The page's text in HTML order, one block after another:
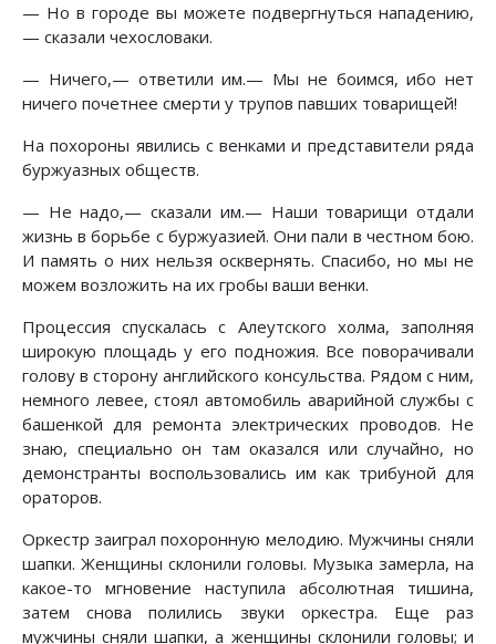
— Но в городе вы можете подвергнуться нападению,
— сказали чехословаки.
— Ничего,— ответили им.— Мы не боимся, ибо нет
ничего почетнее смерти у трупов павших товарищей!
На похороны явились с венками и представители ряда
буржуазных обществ.
— Не надо,— сказали им.— Наши товарищи отдали
жизнь в борьбе с буржуазией. Они пали в честном бою.
И память о них нельзя осквернять. Спасибо, но мы не
можем возложить на их гробы ваши венки.
Процессия спускалась с Алеутского холма, заполняя
широкую площадь у его подножия. Все поворачивали
голову в сторону английского консульства. Рядом с ним,
немного левее, стоял автомобиль аварийной службы с
башенкой для ремонта электрических проводов. Не
знаю, специально он там оказался или случайно, но
демонстранты воспользовались им как трибуной для
ораторов.
Оркестр заиграл похоронную мелодию. Мужчины сняли
шапки. Женщины склонили головы. Музыка замерла, на
какое-то мгновение наступила абсолютная тишина,
затем снова полились звуки оркестра. Еще раз
мужчины сняли шапки, а женщины склонили головы; и